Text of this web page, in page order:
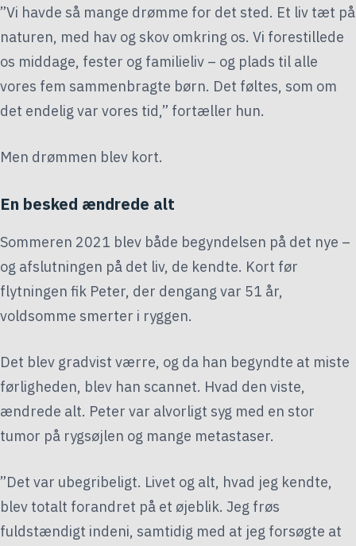
”Vi havde så mange drømme for det sted. Et liv tæt på
naturen, med hav og skov omkring os. Vi forestillede
os middage, fester og familieliv – og plads til alle
vores fem sammenbragte børn. Det føltes, som om
det endelig var vores tid,” fortæller hun.
Men drømmen blev kort.
En besked ændrede alt
Sommeren 2021 blev både begyndelsen på det nye –
og afslutningen på det liv, de kendte. Kort før
flytningen fik Peter, der dengang var 51 år,
voldsomme smerter i ryggen.
Det blev gradvist værre, og da han begyndte at miste
førligheden, blev han scannet. Hvad den viste,
ændrede alt. Peter var alvorligt syg med en stor
tumor på rygsøjlen og mange metastaser.
”Det var ubegribeligt. Livet og alt, hvad jeg kendte,
blev totalt forandret på et øjeblik. Jeg frøs
fuldstændigt indeni, samtidig med at jeg forsøgte at